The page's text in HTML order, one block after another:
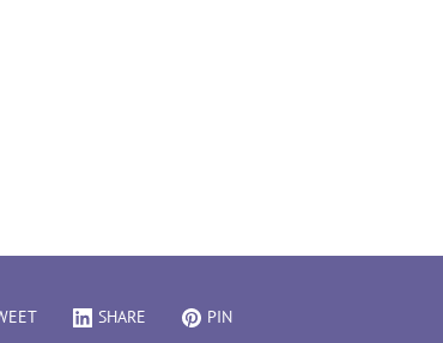
SHARE PIN